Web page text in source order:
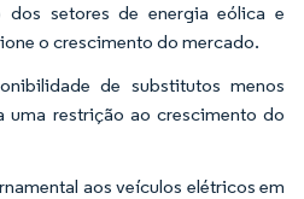
dos setores de energia eólica e
o crescimento do mercado.
de substitutos menos
uma restrição ao crescimento do
aos veículos elétricos em